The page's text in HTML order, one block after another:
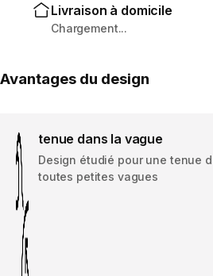
Livraison à domicile
Chargement...
Avantages du design
tenue dans la vague
Design étudié pour une tenue
toutes petites vagues